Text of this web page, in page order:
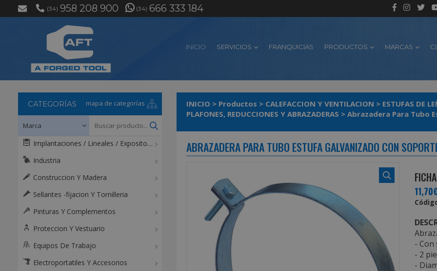
(34) 958 208 900 (34) 666 333 184
INICIO SERVICIOS FRANQUICIAS PRODUCTOS MARCAS
INICIO > Productos > CALEFACCION Y VENTILACION > ESTUFAS DE
PLAFONES, REDUCCIONES Y ABRAZADERAS > Abrazadera Para Tubo
ABRAZADERA PARA TUBO ESTUFA GALVANIZADO CON
- Con
- 2
-
CATEGORÍAS mapa de categorías
Implantaciones / Lineales / Expositores / Mostradores
Industria
Construccion Y Madera
Sellantes -fijacion Y Tornilleria
Pinturas Y Complementos
Proteccion Y Vestuario
Equipos De Trabajo
Electroportatiles Y Accesorios